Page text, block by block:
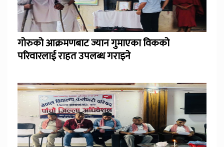
गोरुको आक्रमणबाट ज्यान गुमाएका विकको
परिवारलाई राहत उपलब्ध गराइने